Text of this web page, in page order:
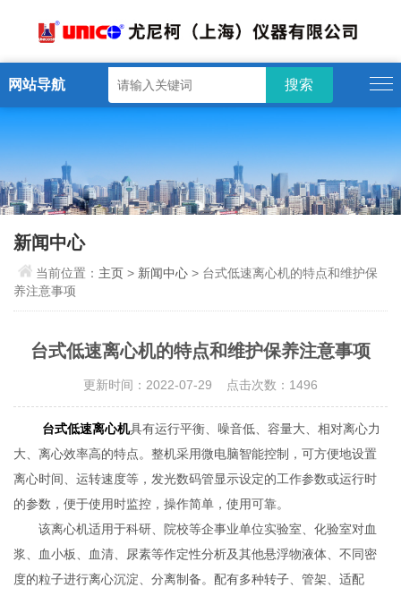
网站导航
新闻中心
当前位置： 主页 > 新闻中心 > 台式低速离心机的特点和维护保
养注意事项
台式低速离心机的特点和维护保养注意事项
更新时间：2022-07-29 点击次数：1496
台式低速离心机具有运行平衡、噪音低、容量大、相对离心力
大、离心效率高的特点。整机采用微电脑智能控制，可方便地设置
离心时间、运转速度等，发光数码管显示设定的工作参数或运行时
的参数，便于使用时监控，操作简单，使用可靠。
该离心机适用于科研、院校等企事业单位实验室、化验室对血
浆、血小板、血清、尿素等作定性分析及其他悬浮物液体、不同密
度的粒子进行离心沉淀、分离制备。配有多种转子、管架、适配